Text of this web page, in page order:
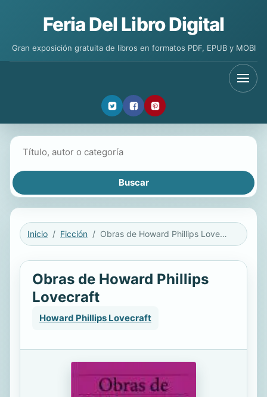
Feria Del Libro Digital
Gran exposición gratuita de libros en formatos PDF, EPUB y MOBI
Inicio Ficción Obras de Howard Phillips Lovecraft
Obras de Howard Phillips
Lovecraft
Howard Phillips Lovecraft